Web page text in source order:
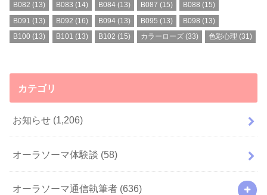
B082 (13) B083 (14) B084(13) B087 (15) B088 (15)
B091 (13) B092 (16) B094(13) B095 (13) B098 (13)
B100 (13) B101 (13) B102 (15) カラーローズ (33) 色彩心理 (31)
カテゴリ
お知らせ (1,206)
オーラソーマ体験談 (58)
オーラソーマ通信執筆者 (636)